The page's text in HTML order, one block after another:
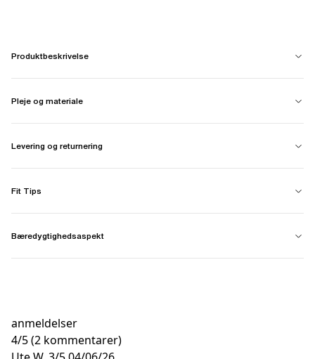
Produktbeskrivelse
Pleje og materiale
Levering og returnering
Fit Tips
Bæredygtighedsaspekt
anmeldelser
4/5(2 kommentarer)